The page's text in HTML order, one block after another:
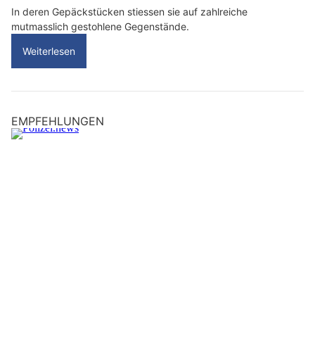
In deren Gepäckstücken stiessen sie auf zahlreiche
mutmasslich gestohlene Gegenstände.
Weiterlesen
EMPFEHLUNGEN